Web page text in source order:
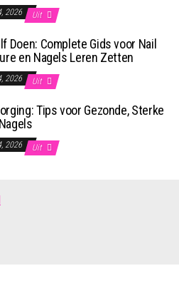
2026 Uit
Doen: Complete Gids voor Nail
en Nagels Leren Zetten
2026 Uit
Tips voor Gezonde, Sterke
2026 Uit